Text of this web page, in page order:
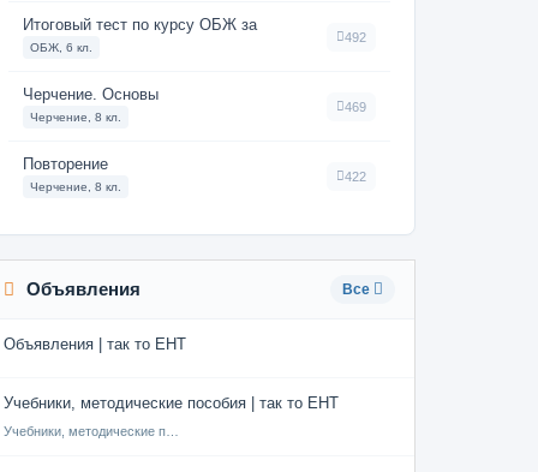
Итоговый тест по курсу ОБЖ за
ОБЖ, 6 кл.
492
Черчение. Основы
Черчение, 8 кл.
469
Повторение
Черчение, 8 кл.
422
Объявления Все
Объявления | так то ЕНТ
Учебники, методические пособия | так то ЕНТ